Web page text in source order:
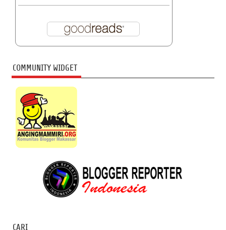
COMMUNITY WIDGET
CARI